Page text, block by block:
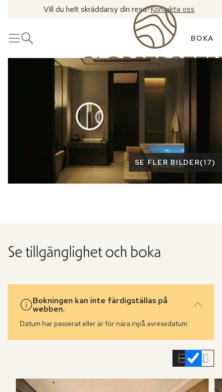
Vill du helt skräddarsy din resa?Kontakta oss
MenyÖppna sök BOKA
SE FLER BILDER(17)
Se tillgänglighet och boka
Bokningen kan inte färdigställas på
webben.
Datum har passerat eller är för nära inpå avresedatum.
Hoppa